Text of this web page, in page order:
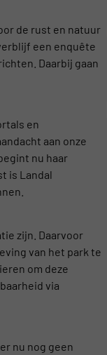
de rust en natuur
een enquête
Daarbij gaan
en
aan onze
nu haar
is Landal
zijn. Daarvoor
van het park te
om deze
via
nu nog geen